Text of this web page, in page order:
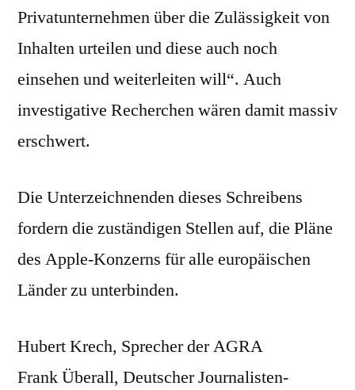
Privatunternehmen über die Zulässigkeit von
Inhalten urteilen und diese auch noch
einsehen und weiterleiten will“. Auch
investigative Recherchen wären damit massiv
erschwert.
Die Unterzeichnenden dieses Schreibens
fordern die zuständigen Stellen auf, die Pläne
des Apple-Konzerns für alle europäischen
Länder zu unterbinden.
Hubert Krech, Sprecher der AGRA
Frank Überall, Deutscher Journalisten-